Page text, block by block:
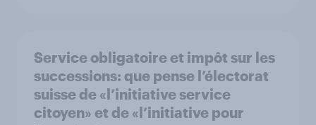
Service obligatoire et impôt sur les
successions: que pense l’électorat
suisse de «l’initiative service
citoyen» et de «l’initiative pour